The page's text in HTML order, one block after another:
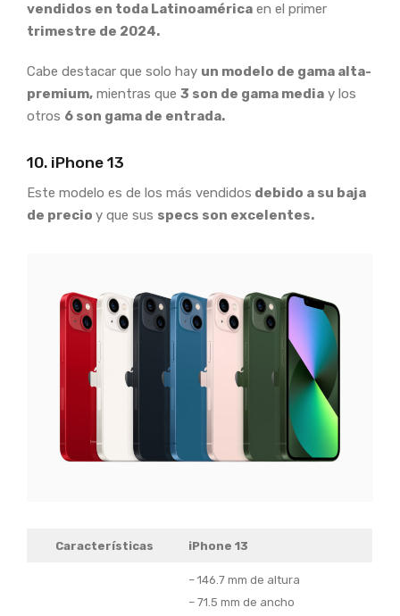
vendidos en toda Latinoamérica en el primer
trimestre de 2024.
Cabe destacar que solo hay un modelo de gama alta-
premium, mientras que 3 son de gama media y los
otros 6 son gama de entrada.
10. iPhone 13
Este modelo es de los más vendidos debido a su baja
de precio y que sus specs son excelentes.
Características iPhone 13
– 146.7 mm de altura
– 71.5 mm de ancho